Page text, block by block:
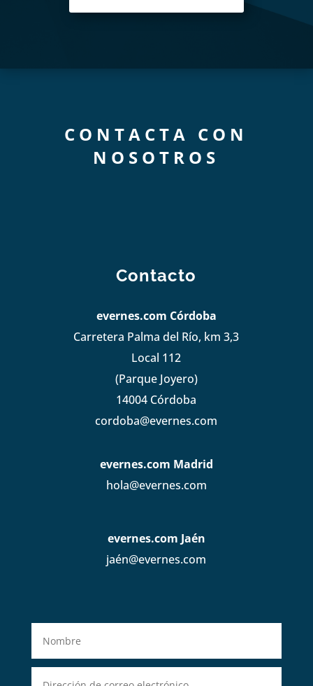
CONTACTA CON
NOSOTROS
Contacto
evernes.com Córdoba
Carretera Palma del Río, km 3,3
Local 112
(Parque Joyero)
14004 Córdoba
cordoba@evernes.com
evernes.com Madrid
hola@evernes.com
evernes.com Jaén
jaén@evernes.com